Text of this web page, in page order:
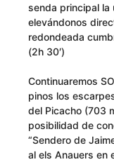
senda principal la
elevándonos
redondeada
(2h 30′)
Continuaremos
pinos los
del Picacho (703
posibilidad de
“Sendero de
al els Anauers en